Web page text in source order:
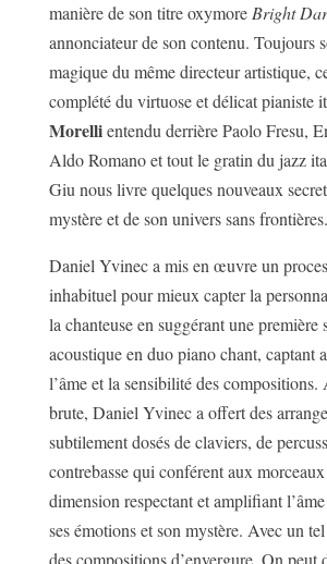
manière de son titre oxymoreBright
annonciateur de son contenu. Toujours
magique du même directeur artistique,
complété du virtuose et délicat pianiste
Morellientendu derrière Paolo Fresu,
Aldo Romano et tout le gratin du jazz
Giu nous livre quelques nouveaux
mystère et de son univers sans frontières.
Daniel Yvinec a mis en œuvre un
inhabituel pour mieux capter la
la chanteuse en suggérant une première
acoustique en duo piano chant, captant
l’âme et la sensibilité des compositions.
brute, Daniel Yvinec a offert des
subtilement dosés de claviers, de
contrebasse qui conférent aux
dimension respectant et amplifiant
ses émotions et son mystère. Avec un
des compositions d’envergure. On peut